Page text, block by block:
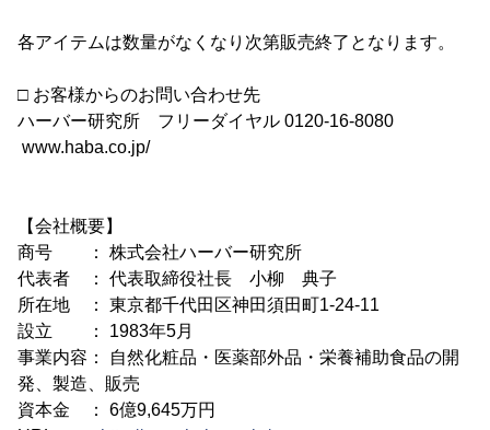
各アイテムは数量がなくなり次第販売終了となります。
□ お客様からのお問い合わせ先
ハーバー研究所 フリーダイヤル 0120-16-8080
www.haba.co.jp/
【会社概要】
商号 ： 株式会社ハーバー研究所
代表者 ： 代表取締役社長 小柳 典子
所在地 ： 東京都千代田区神田須田町1-24-11
設立 ： 1983年5月
事業内容： 自然化粧品・医薬部外品・栄養補助食品の開
発、製造、販売
資本金 ： 6億9,645万円